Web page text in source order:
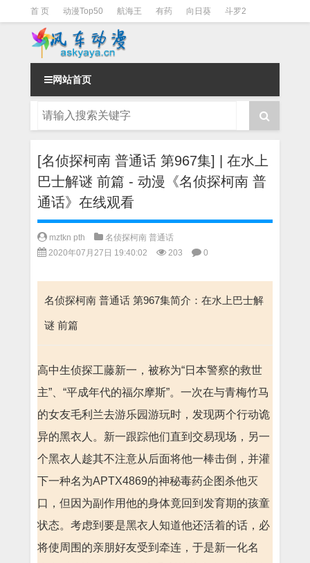
首 页 动漫Top50 航海王 有药 向日葵 斗罗2
斗罗3 火影 一拳超人
网站首页
[名侦探柯南 普通话 第967集] | 在水上
巴士解谜 前篇 - 动漫《名侦探柯南 普
通话》在线观看
mztkn pth
名侦探柯南 普通话
2020年07月27日 19:40:02
203 0
名侦探柯南 普通话 第967集简介：在水上巴士解
谜 前篇
高中生侦探工藤新一，被称为“日本警察的救世
主”、“平成年代的福尔摩斯”。一次在与青梅竹马
的女友毛利兰去游乐园游玩时，发现两个行动诡
异的黑衣人。新一跟踪他们直到交易现场，另一
个黑衣人趁其不注意从后面将他一棒击倒，并灌
下一种名为APTX4869的神秘毒药企图杀他灭
口，但因为副作用他的身体竟回到发育期的孩童
状态。考虑到要是黑衣人知道他还活着的话，必
将使周围的亲朋好友受到牵连，于是新一化名